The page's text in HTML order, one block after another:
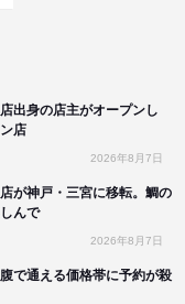
出身の店主がオープンし
店
2026年8月7日
が神戸・三宮に移転。鯛の
んで
2026年8月7日
で通える価格帯に予約が殺